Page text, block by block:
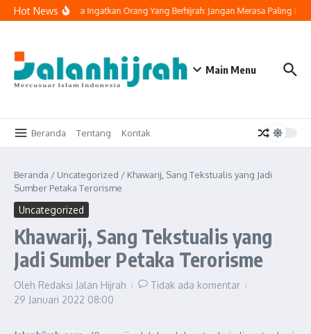
Lewati ke konten
Hot NewsBuya Yahya Ingatkan Orang Yang Berhijrah: Jangan Merasa Paling Benar
Main Menu
Beranda Tentang Kontak
Beranda / Uncategorized / Khawarij, Sang Tekstualis yang Jadi
Sumber Petaka Terorisme
Uncategorized
Khawarij, Sang Tekstualis yang
Jadi Sumber Petaka Terorisme
Oleh Redaksi Jalan Hijrah
Tidak ada komentar
29 Januari 2022 08:00